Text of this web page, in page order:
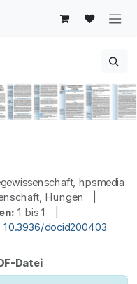
hpsmedia
Hungen |
1 bis 1 |
10.3936/docid200403
Datei